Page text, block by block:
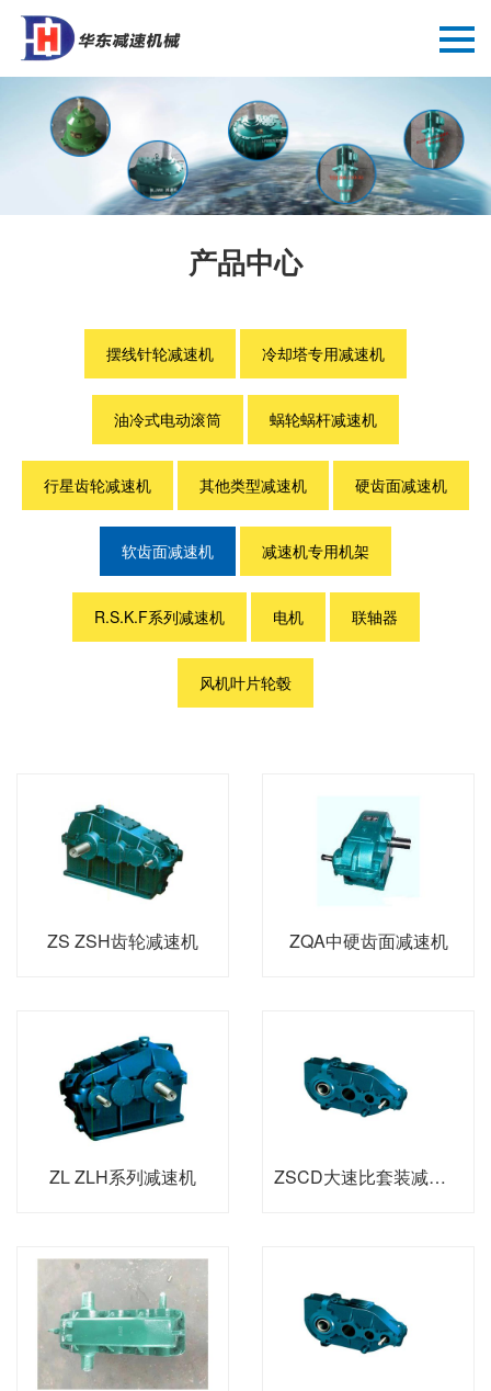
产品中心
摆线针轮减速机 冷却塔专用减速机
油冷式电动滚筒 蜗轮蜗杆减速机
行星齿轮减速机 其他类型减速机 硬齿面减速机
软齿面减速机 减速机专用机架
R.S.K.F系列减速机 电机 联轴器
风机叶片轮毂
ZS ZSH齿轮减速机 ZQA中硬齿面减速机
ZL ZLH系列减速机 ZSCD大速比套装减速机